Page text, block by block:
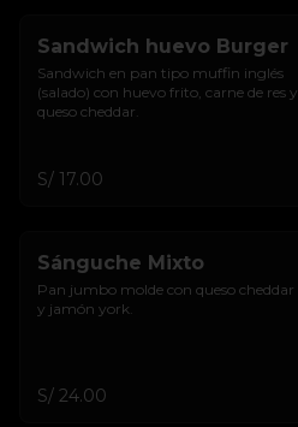
Sandwich huevo Burger
Sandwich en pan tipo muffin inglés
(salado) con huevo frito, carne de res y
queso cheddar.
S/ 17.00
Sánguche Mixto
Pan jumbo molde con queso cheddar
y jamón york.
S/ 24.00